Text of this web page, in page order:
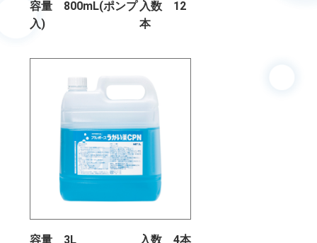
容量 800mL(ポンプ
入)
入数 12
本
容量 3L 入数 4本